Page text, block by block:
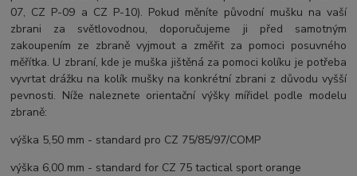
07, CZ P-09 a CZ P-10). Pokud měníte původní mušku na vaší
zbrani za světlovodnou, doporučujeme ji před samotným
zakoupením ze zbraně vyjmout a změřit za pomoci posuvného
měřítka. U zbraní, kde je muška jištěná za pomoci kolíku je potřeba
vyvrtat drážku na kolík mušky na konkrétní zbrani z důvodu vyšší
pevnosti. Níže naleznete orientační výšky mířidel podle modelu
zbraně:
výška 5,50 mm - standard pro CZ 75/85/97/COMP
výška 6,00 mm - standard for CZ 75 tactical sport orange